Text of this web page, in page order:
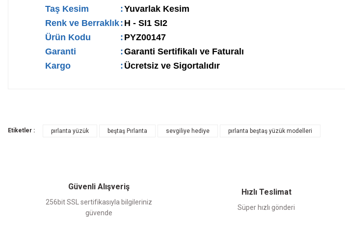
Taş Kesim
:Yuvarlak Kesim
Renk ve Berraklık: H - SI1 SI2
Ürün Kodu
: PYZ00147
Garanti
:Garanti Sertifikalı ve Faturalı
Kargo
: Ücretsiz ve Sigortalıdır
Etiketler : pırlanta yüzük beştaş Pırlanta sevgiliye hediye pırlanta beştaş yüzük modelleri
Güvenli Alışveriş
256bit SSL sertifikasıyla bilgileriniz
güvende
Hızlı Teslimat
Süper hızlı gönderi